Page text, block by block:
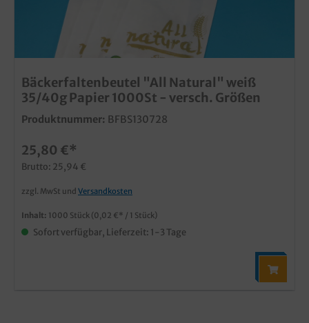
Bäckerfaltenbeutel "All Natural" weiß
35/40g Papier 1000St - versch. Größen
Produktnummer: BFBS130728
25,80 €*
Brutto: 25,94 €
zzgl. MwSt und Versandkosten
Inhalt: 1000 Stück (0,02 €* / 1 Stück)
Sofort verfügbar, Lieferzeit: 1-3 Tage